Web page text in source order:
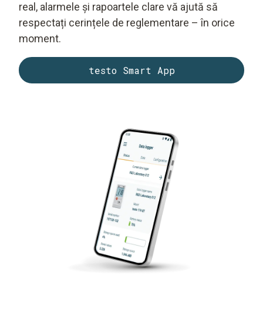
real, alarmele și rapoartele clare vă ajută să
respectați cerințele de reglementare – în orice
moment.
testo Smart App